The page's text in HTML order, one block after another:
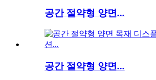
공간 절약형 양면...
공간 절약형 양면...